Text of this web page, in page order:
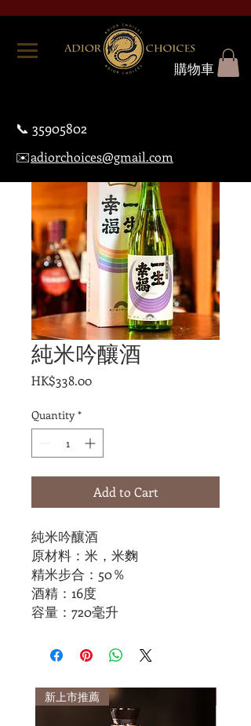
購物車
📞 35905802
✉️adiorchoices@gmail.com
純米吟釀酒
HK$338.00Price
Quantity *
Add to Cart
純米吟釀酒
原材料：米，米麴
精米步合：50％
酒精：16度
容量：720毫升
新上市推薦